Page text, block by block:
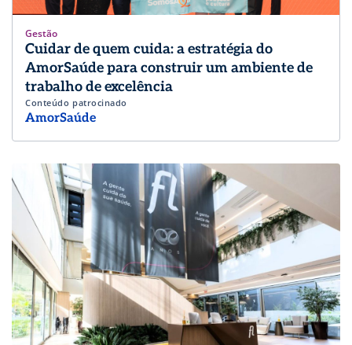
Gestão
Cuidar de quem cuida: a estratégia do
AmorSaúde para construir um ambiente de
trabalho de excelência
Conteúdo patrocinado
AmorSaúde